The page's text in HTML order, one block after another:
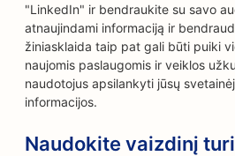
"LinkedIn" ir bendraukite su savo
atnaujindami informaciją ir
žiniasklaida taip pat gali būti puiki
naujomis paslaugomis ir veiklos
naudotojus apsilankyti jūsų
informacijos.
Naudokite vaizdinį